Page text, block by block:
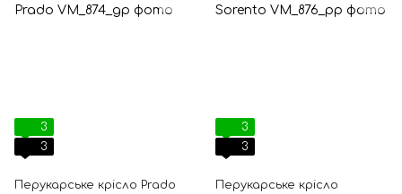
3
3
Перукарське крісло Prado
3
3
Перукарське крісло